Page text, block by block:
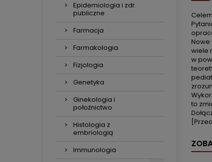
Epidemiologia i zdr.
publiczne
Farmacja
Farmakologia
Fizjologia
Genetyka
Ginekologia i
położnictwo
Histologia z
embriologią
Immunologia
Nowe
wiele
w
to